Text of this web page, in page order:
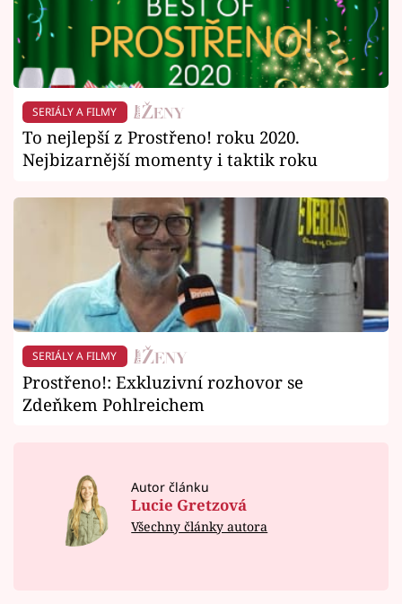
SERIÁLY A FILMY
To nejlepší z Prostřeno! roku 2020.
Nejbizarnější momenty i taktik roku
SERIÁLY A FILMY
Prostřeno!: Exkluzivní rozhovor se
Zdeňkem Pohlreichem
Autor článku
Lucie Gretzová
Všechny články autora